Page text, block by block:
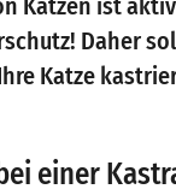
Daher
Katze
einer